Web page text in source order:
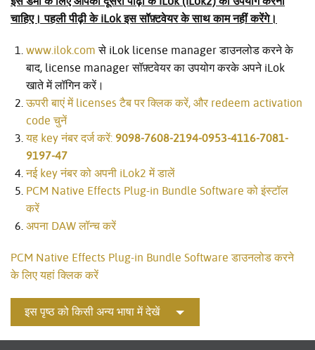
भाषा/क्षेत्र
चाहिए। पहली पीढ़ी के iLok इस सॉफ़्टवेयर के साथ काम नहीं करेंगे।
www.ilok.com से iLok license manager डाउनलोड करने के
बाद, license manager सॉफ़्टवेयर का उपयोग करके अपने iLok
खाते में लॉगिन करें।
ऊपरी बाएं में licenses टैब पर क्लिक करें, और redeem activation
code चुनें
यह key नंबर दर्ज करें: 9098-7608-2194-0953-4116-7081-
9197-47
नई key नंबर को अपनी iLok2 में डालें
PCM Native Effects Plug-in Bundle Software को इंस्टॉल
करें
अपना DAW लॉन्च करें
PCM Native Effects Plug-in Bundle Software डाउनलोड करने
के लिए यहां क्लिक करें
इस पृष्ठ को किसी अन्य भाषा में देखें